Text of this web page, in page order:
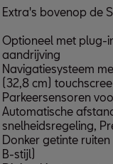
Extra's bovenop de
Optioneel met plug-
aandrijving
Navigatiesysteem
(32,8 cm)
Parkeersensoren
Automatische
snelheidsregeling,
Donker getinte
B-stijl)